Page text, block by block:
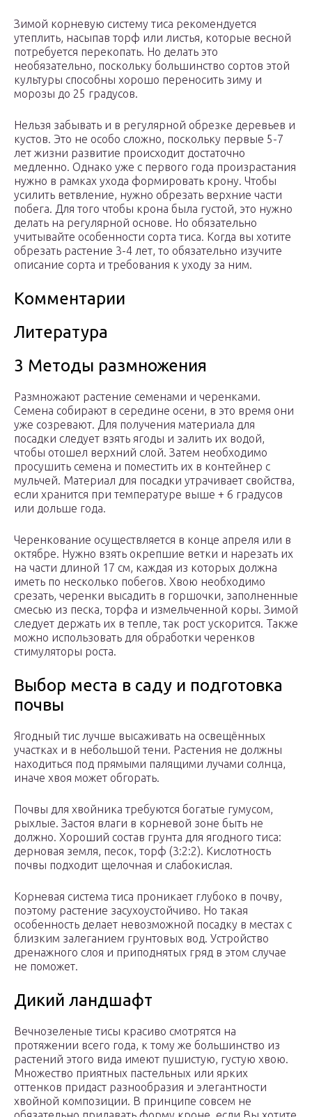
Зимой корневую систему тиса рекомендуется
утеплить, насыпав торф или листья, которые весной
потребуется перекопать. Но делать это
необязательно, поскольку большинство сортов этой
культуры способны хорошо переносить зиму и
морозы до 25 градусов.
Нельзя забывать и в регулярной обрезке деревьев и
кустов. Это не особо сложно, поскольку первые 5-7
лет жизни развитие происходит достаточно
медленно. Однако уже с первого года произрастания
нужно в рамках ухода формировать крону. Чтобы
усилить ветвление, нужно обрезать верхние части
побега. Для того чтобы крона была густой, это нужно
делать на регулярной основе. Но обязательно
учитывайте особенности сорта тиса. Когда вы хотите
обрезать растение 3-4 лет, то обязательно изучите
описание сорта и требования к уходу за ним.
Комментарии
Литература
3 Методы размножения
Размножают растение семенами и черенками.
Семена собирают в середине осени, в это время они
уже созревают. Для получения материала для
посадки следует взять ягоды и залить их водой,
чтобы отошел верхний слой. Затем необходимо
просушить семена и поместить их в контейнер с
мульчей. Материал для посадки утрачивает свойства,
если хранится при температуре выше + 6 градусов
или дольше года.
Черенкование осуществляется в конце апреля или в
октябре. Нужно взять окрепшие ветки и нарезать их
на части длиной 17 см, каждая из которых должна
иметь по несколько побегов. Хвою необходимо
срезать, черенки высадить в горшочки, заполненные
смесью из песка, торфа и измельченной коры. Зимой
следует держать их в тепле, так рост ускорится. Также
можно использовать для обработки черенков
стимуляторы роста.
Выбор места в саду и подготовка
почвы
Ягодный тис лучше высаживать на освещённых
участках и в небольшой тени. Растения не должны
находиться под прямыми палящими лучами солнца,
иначе хвоя может обгорать.
Почвы для хвойника требуются богатые гумусом,
рыхлые. Застоя влаги в корневой зоне быть не
должно. Хороший состав грунта для ягодного тиса:
дерновая земля, песок, торф (3:2:2). Кислотность
почвы подходит щелочная и слабокислая.
Корневая система тиса проникает глубоко в почву,
поэтому растение засухоустойчиво. Но такая
особенность делает невозможной посадку в местах с
близким залеганием грунтовых вод. Устройство
дренажного слоя и приподнятых гряд в этом случае
не поможет.
Дикий ландшафт
Вечнозеленые тисы красиво смотрятся на
протяжении всего года, к тому же большинство из
растений этого вида имеют пушистую, густую хвою.
Множество приятных пастельных или ярких
оттенков придаст разнообразия и элегантности
хвойной композиции. В принципе совсем не